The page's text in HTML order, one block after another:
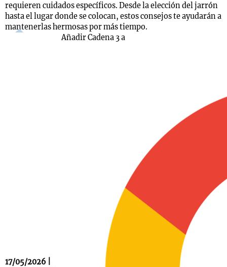
requieren cuidados específicos. Desde la elección del jarrón
hasta el lugar donde se colocan, estos consejos te ayudarán a
mantenerlas hermosas por más tiempo.
17/05/2026 |
Añadir Cadena 3 a
Mundial 2026
Notas
La Sole en
Cadena 3